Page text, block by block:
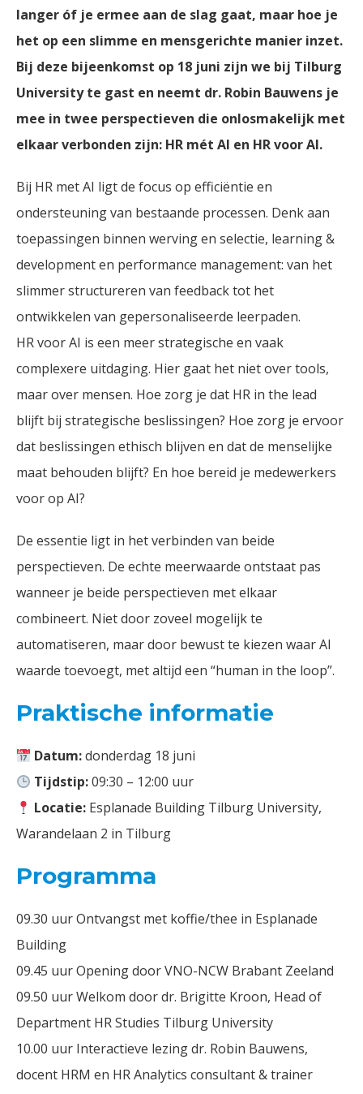
langer óf je ermee aan de slag gaat, maar hoe je
het op een slimme en mensgerichte manier inzet.
Bij deze bijeenkomst op 18 juni zijn we bij Tilburg
University te gast en neemt dr. Robin Bauwens je
mee in twee perspectieven die onlosmakelijk met
elkaar verbonden zijn: HR mét AI en HR voor AI.
Bij HR met AI ligt de focus op efficiëntie en
ondersteuning van bestaande processen. Denk aan
toepassingen binnen werving en selectie, learning &
development en performance management: van het
slimmer structureren van feedback tot het
ontwikkelen van gepersonaliseerde leerpaden.
HR voor AI is een meer strategische en vaak
complexere uitdaging. Hier gaat het niet over tools,
maar over mensen. Hoe zorg je dat HR in the lead
blijft bij strategische beslissingen? Hoe zorg je ervoor
dat beslissingen ethisch blijven en dat de menselijke
maat behouden blijft? En hoe bereid je medewerkers
voor op AI?
De essentie ligt in het verbinden van beide
perspectieven. De echte meerwaarde ontstaat pas
wanneer je beide perspectieven met elkaar
combineert. Niet door zoveel mogelijk te
automatiseren, maar door bewust te kiezen waar AI
waarde toevoegt, met altijd een “human in the loop”.
Praktische informatie
Datum:donderdag 18 juni
Tijdstip:09:30 – 12:00 uur
Locatie: Esplanade Building Tilburg University,
Warandelaan 2 in Tilburg
Programma
09.30 uur Ontvangst met koffie/thee in Esplanade
Building
09.45 uur Opening door VNO-NCW Brabant Zeeland
09.50 uur Welkom door dr. Brigitte Kroon, Head of
Department HR Studies Tilburg University
10.00 uur Interactieve lezing dr. Robin Bauwens,
docent HRM en HR Analytics consultant & trainer